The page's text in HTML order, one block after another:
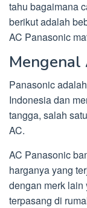
tahu bagaimana
berikut adalah
AC Panasonic
Mengenal
Panasonic
Indonesia dan
tangga, salah
AC.
AC Panasonic
harganya yang
dengan merk
terpasang di